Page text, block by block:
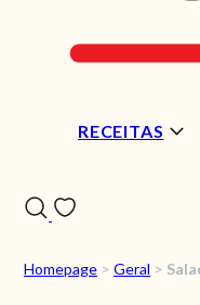
RECEITAS
Homepage > Geral >